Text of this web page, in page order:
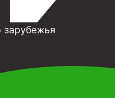
зарубежья